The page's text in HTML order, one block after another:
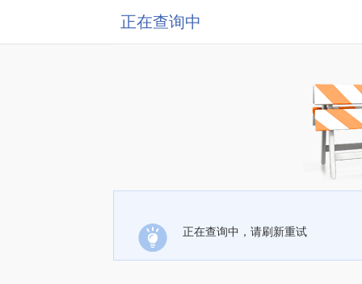
正在查询中
正在查询中，请刷新重试